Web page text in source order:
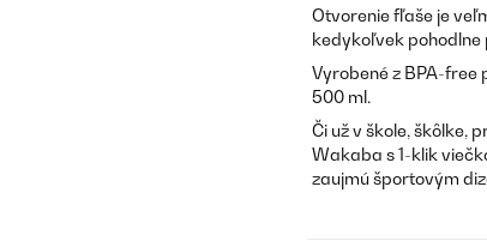
Otvorenie fľaše je
kedykoľvek pohodlne
Vyrobené z BPA-free
500 ml.
Či už v škole, škôlke,
Wakaba s 1-klik
zaujmú športovým